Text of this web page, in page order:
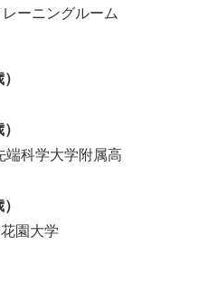
ーニングルーム
科学大学附属高
園大学